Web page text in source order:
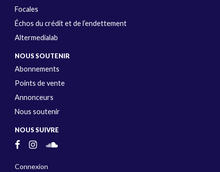
Focales
Échos du crédit et de l’endettement
Altermedialab
NOUS SOUTENIR
Abonnements
Points de vente
Annonceurs
Nous soutenir
NOUS SUIVRE
Connexion